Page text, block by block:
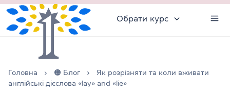
Обрати курс
Головна 🟠 Блог
Як розрізняти та коли вживати
англійські дієслова «lay» and «lie»